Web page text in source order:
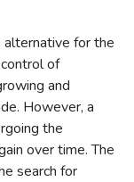
alternative for the
of
and
However, a
the
over time. The
search for